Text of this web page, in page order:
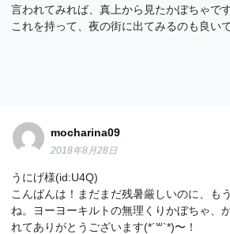
言われてみれば、真上から見たかぼちゃで
これを持って、夜の街に出てみるのも良い
mocharina09
2018年8月28日
うにげ様(id:U4Q)
こんばんは！まだまだ残暑厳しいのに、も
ね。ヨーヨーキルトの無理くりかぼちゃ、
れてありがとうございます(*´꒳`*)〜！